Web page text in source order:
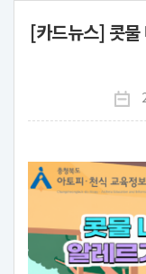
[카드뉴스] 콧